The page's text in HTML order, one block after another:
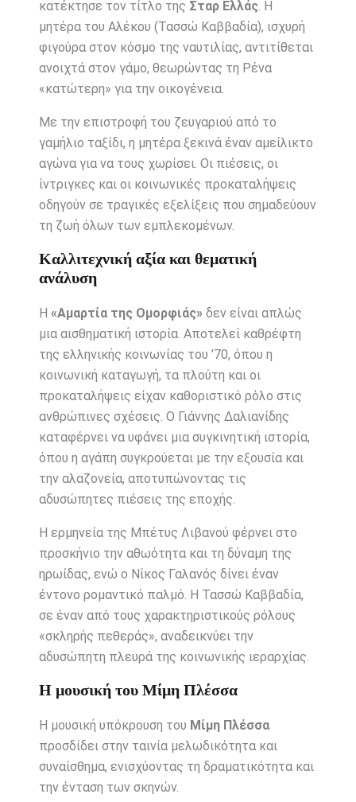
κατέκτησε τον τίτλο της Σταρ Ελλάς. Η
μητέρα του Αλέκου (Τασσώ Καββαδία), ισχυρή
φιγούρα στον κόσμο της ναυτιλίας, αντιτίθεται
ανοιχτά στον γάμο, θεωρώντας τη Ρένα
«κατώτερη» για την οικογένεια.
Με την επιστροφή του ζευγαριού από το
γαμήλιο ταξίδι, η μητέρα ξεκινά έναν αμείλικτο
αγώνα για να τους χωρίσει. Οι πιέσεις, οι
ίντριγκες και οι κοινωνικές προκαταλήψεις
οδηγούν σε τραγικές εξελίξεις που σημαδεύουν
τη ζωή όλων των εμπλεκομένων.
Καλλιτεχνική αξία και θεματική
ανάλυση
Η «Αμαρτία της Ομορφιάς»δεν είναι απλώς
μια αισθηματική ιστορία. Αποτελεί καθρέφτη
της ελληνικής κοινωνίας του ’70, όπου η
κοινωνική καταγωγή, τα πλούτη και οι
προκαταλήψεις είχαν καθοριστικό ρόλο στις
ανθρώπινες σχέσεις. Ο Γιάννης Δαλιανίδης
καταφέρνει να υφάνει μια συγκινητική ιστορία,
όπου η αγάπη συγκρούεται με την εξουσία και
την αλαζονεία, αποτυπώνοντας τις
αδυσώπητες πιέσεις της εποχής.
Η ερμηνεία της Μπέτυς Λιβανού φέρνει στο
προσκήνιο την αθωότητα και τη δύναμη της
ηρωίδας, ενώ ο Νίκος Γαλανός δίνει έναν
έντονο ρομαντικό παλμό. Η Τασσώ Καββαδία,
σε έναν από τους χαρακτηριστικούς ρόλους
«σκληρής πεθεράς», αναδεικνύει την
αδυσώπητη πλευρά της κοινωνικής ιεραρχίας.
Η μουσική του Μίμη Πλέσσα
Η μουσική υπόκρουση του Μίμη Πλέσσα
προσδίδει στην ταινία μελωδικότητα και
συναίσθημα, ενισχύοντας τη δραματικότητα και
την ένταση των σκηνών.